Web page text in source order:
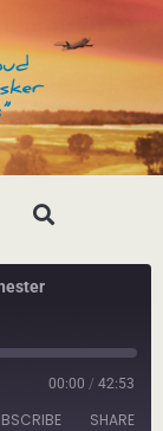
00:00 / 42:53
SHARE